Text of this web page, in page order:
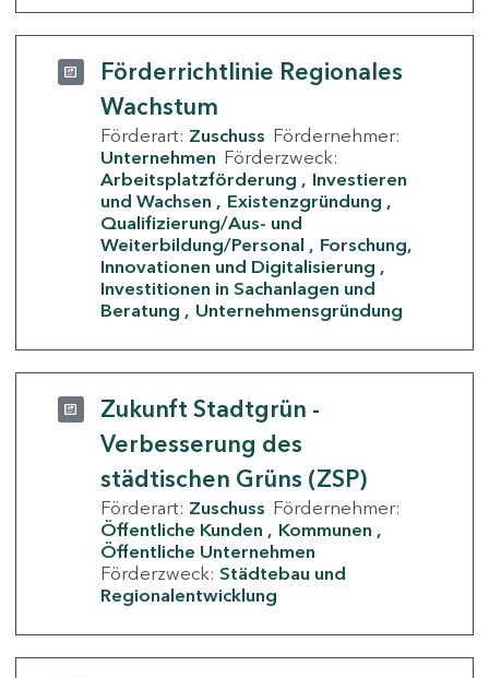
Förderrichtlinie Regionales
Wachstum
Förderart: Zuschuss Fördernehmer:
Unternehmen Förderzweck:
Arbeitsplatzförderung
Investieren
und Wachsen
Existenzgründung
Qualifizierung/Aus- und
Weiterbildung/Personal
Forschung,
Innovationen und Digitalisierung
Investitionen in Sachanlagen und
Beratung
Unternehmensgründung
Zukunft Stadtgrün -
Verbesserung des
städtischen Grüns (ZSP)
Förderart: Zuschuss Fördernehmer:
Öffentliche Kunden
Kommunen
Öffentliche Unternehmen
Förderzweck: Städtebau und
Regionalentwicklung